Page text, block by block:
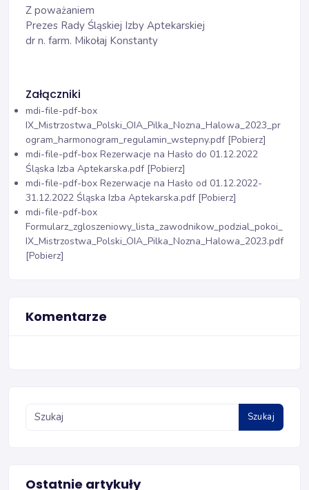
Z poważaniem
Prezes Rady Śląskiej Izby Aptekarskiej
dr n. farm. Mikołaj Konstanty
Załączniki
mdi-file-pdf-box
IX_Mistrzostwa_Polski_OIA_Pilka_Nozna_Halowa_2023_pr
ogram_harmonogram_regulamin_wstepny.pdf [Pobierz]
mdi-file-pdf-box Rezerwacje na Hasło do 01.12.2022
Śląska Izba Aptekarska.pdf [Pobierz]
mdi-file-pdf-box Rezerwacje na Hasło od 01.12.2022-
31.12.2022 Śląska Izba Aptekarska.pdf [Pobierz]
mdi-file-pdf-box
Formularz_zgloszeniowy_lista_zawodnikow_podzial_pokoi_
IX_Mistrzostwa_Polski_OIA_Pilka_Nozna_Halowa_2023.pdf
[Pobierz]
Komentarze
Szukaj
Ostatnie artykuły